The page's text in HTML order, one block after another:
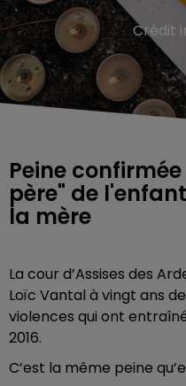
Crédit
Peine
père" de
la mère
La cour d’Assises des
Loïc Vantal à vingt ans
violences qui ont
2016.
C’est la même peine